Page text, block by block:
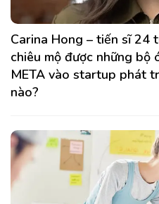
Carina Hong – tiến sĩ 24
chiêu mộ được những bộ
META vào startup phát
nào?